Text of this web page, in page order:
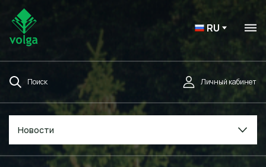
RU
Поиск Личный кабинет
Новости